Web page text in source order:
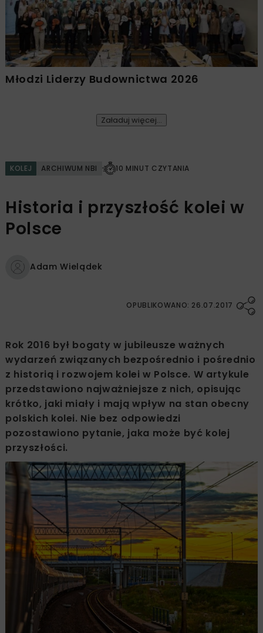
Młodzi Liderzy Budownictwa 2026
Załaduj więcej...
KOLEJ ARCHIWUM NBI 10 MINUT CZYTANIA
Historia i przyszłość kolei w
Polsce
Adam Wielądek
OPUBLIKOWANO: 26.07.2017
Rok 2016 był bogaty w jubileusze ważnych
wydarzeń związanych bezpośrednio i pośrednio
z historią i rozwojem kolei w Polsce. W artykule
przedstawiono najważniejsze z nich, opisując
krótko, jaki miały i mają wpływ na stan obecny
polskich kolei. Nie bez odpowiedzi
pozostawiono pytanie, jaka może być kolej
przyszłości.